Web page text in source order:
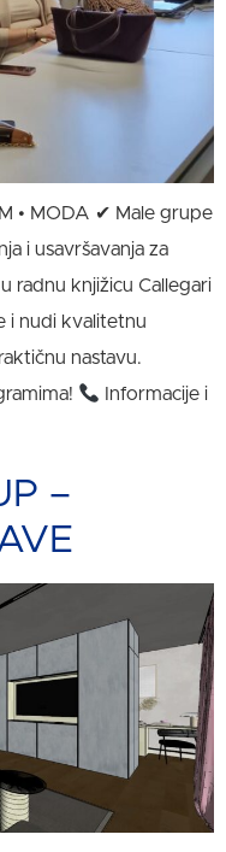
• MODA ✔ Male grupe
i usavršavanja za
radnu knjižicu Callegari
i nudi kvalitetnu
nastavu.
Informacije i
–